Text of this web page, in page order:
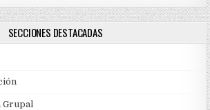
SECCIONES DESTACADAS
Grupal